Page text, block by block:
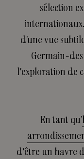
sélection
d’une vue
Germain-
l'exploration de
En tant qu’
d'être un havre